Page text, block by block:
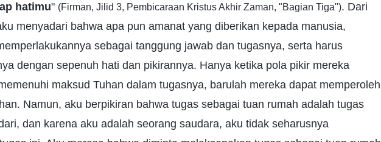
hatimu" (Firman, Jilid 3, Pembicaraan Kristus Akhir Zaman, "Bagian Tiga"). Dari
menyadari bahwa apa pun amanat yang diberikan kepada manusia,
sebagai tanggung jawab dan tugasnya, serta harus
dengan sepenuh hati dan pikirannya. Hanya ketika pola pikir mereka
maksud Tuhan dalam tugasnya, barulah mereka dapat memperoleh
Namun, aku berpikiran bahwa tugas sebagai tuan rumah adalah tugas
dan karena aku adalah seorang saudara, aku tidak seharusnya